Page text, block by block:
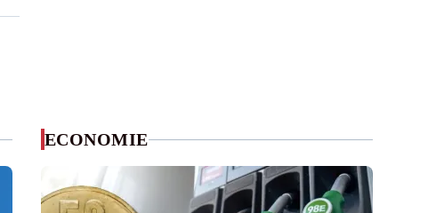
ECONOMIE